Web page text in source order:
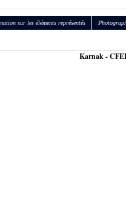
sur les éléments représentés